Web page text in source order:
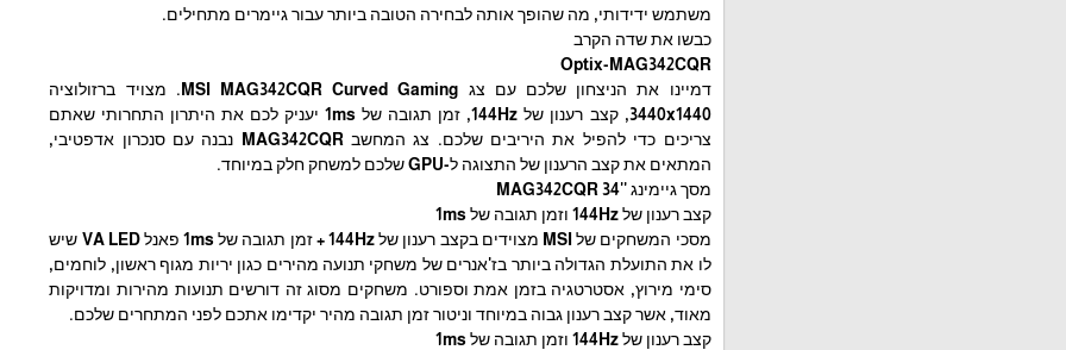
משתמש ידידותי, מה שהופך אותה לבחירה הטובה ביותר עבור גיימרים מתחילים.
כבשו את שדה הקרב
Optix-MAG342CQR
דמיינו את הניצחון שלכם עם צג MSI MAG342CQR Curved Gaming. מצויד ברזולוציה
3440x1440, קצב רענון של 144Hz, זמן תגובה של 1ms יעניק לכם את היתרון התחרותי שאתם
צריכים כדי להפיל את היריבים שלכם. צג המחשב MAG342CQR נבנה עם סנכרון אדפטיבי,
המתאים את קצב הרענון של התצוגה ל-GPU שלכם למשחק חלק במיוחד.
מסך גיימינג ''MAG342CQR 34
קצב רענון של 144Hz וזמן תגובה של 1ms
מסכי המשחקים של MSI מצוידים בקצב רענון של 144Hz + זמן תגובה של 1ms פאנל VA LED שיש
לו את התועלת הגדולה ביותר בז'אנרים של משחקי תנועה מהירים כגון יריות מגוף ראשון, לוחמים,
סימי מירוץ, אסטרטגיה בזמן אמת וספורט. משחקים מסוג זה דורשים תנועות מהירות ומדויקות
מאוד, אשר קצב רענון גבוה במיוחד וניטור זמן תגובה מהיר יקדימו אתכם לפני המתחרים שלכם.
קצב רענון של 144Hz וזמן תגובה של 1ms